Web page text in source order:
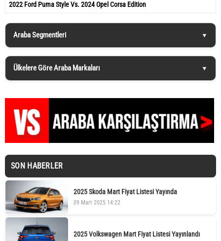
2022 Ford Puma Style Vs. 2024 Opel Corsa Edition
Araba Segmentleri
Ülkelere Göre Araba Markaları
SON HABERLER
2025 Skoda Mart Fiyat Listesi Yayında
09 Mart 2025 14:22
2025 Volkswagen Mart Fiyat Listesi Yayınlandı